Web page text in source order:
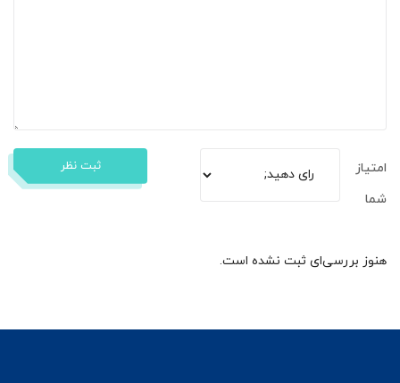
امتیاز
شما
ثبت نظر
هنوز بررسی‌ای ثبت نشده است.